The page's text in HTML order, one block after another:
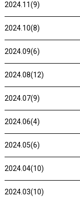
2024.11(9)
2024.10(8)
2024.09(6)
2024.08(12)
2024.07(9)
2024.06(4)
2024.05(6)
2024.04(10)
2024.03(10)